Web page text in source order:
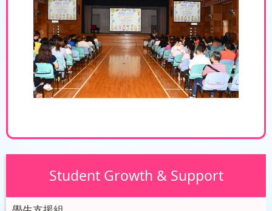
Student Growth & Support